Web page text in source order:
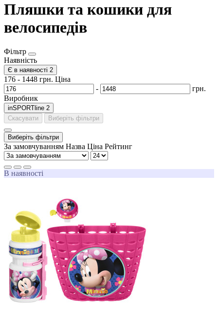
Пляшки та кошики для
велосипедів
Фільтр
Наявність
Є в наявності 2
176 - 1448 грн. Ціна
-
грн.
Виробник
inSPORTline 2
Скасувати
Виберіть фільтри
Виберіть фільтри
За замовчуванням Назва Ціна Рейтинг
В наявності